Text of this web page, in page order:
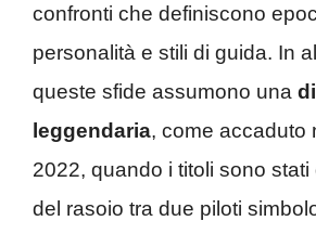
confronti che definiscono
personalità e stili di guida. In
queste sfide assumono una
leggendaria, come accaduto
2022, quando i titoli sono stati
del rasoio tra due piloti